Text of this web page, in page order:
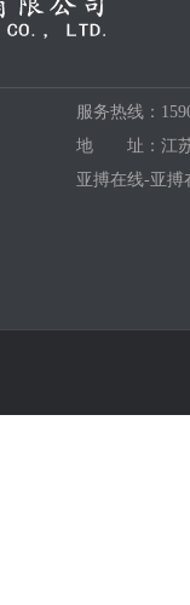
服务热线：
地 址：江苏
亚搏在线-亚